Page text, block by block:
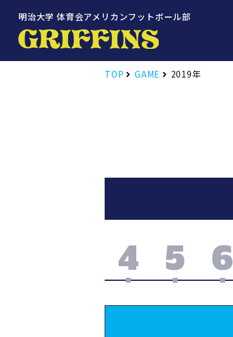
明治大学 体育会アメリカンフットボール部
TOP GAME 2019年
4 5 6